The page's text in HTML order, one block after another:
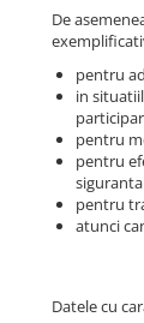
De
pentru
in
pentru
pentru
pentru
atunci
Datele cu